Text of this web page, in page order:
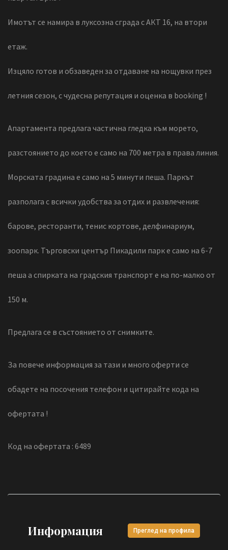
Имотът се намира в луксозна сграда с АКТ 16, на втори
етаж.
Изцяло готов и обзаведен за отдаване на нощувки през
летния сезон, с чудесна репутация и оценка в booking !
Апартамента предлага частична гледка към морето,
разстоянието до което е само на 700 метра в права линия.
Морската градина е само на 5 минути пеша. Паркът
разполага с всички удобства за отдих и развлечения:
барове, ресторанти, тенис кортове, делфинариум,
зоопарк. Търговски център Пикадили парк е само на 6-7
пеша а спирката на градския транспорт е на по-малко от
150 м.
Предлага се в състоянието от снимките.
За повече информация за тази и много оферти се
обадете на посочения телефон и цитирайте кода на
офертата !
Код на офертата : 6489
Информация Преглед на профила